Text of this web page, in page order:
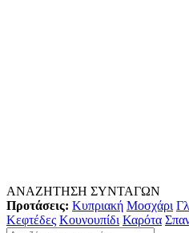
ΑΝΑΖΗΤΗΣΗ ΣΥΝΤΑΓΩΝ
Προτάσεις: Κυπριακή Μοσχάρι
Κεφτέδες Κουνουπίδι Καρότα